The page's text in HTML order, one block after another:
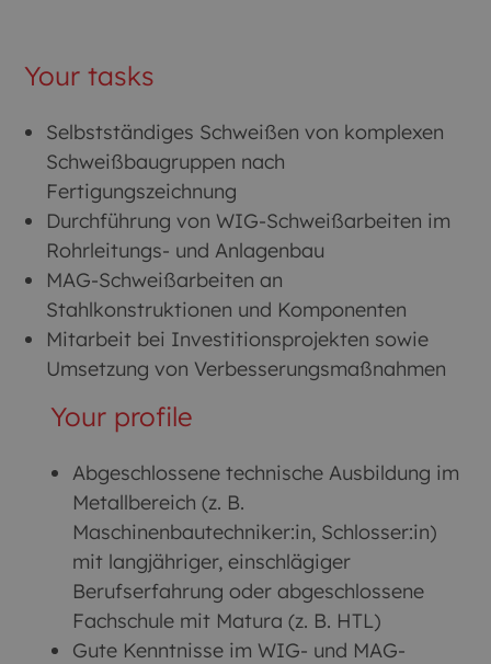
Your tasks
Selbstständiges Schweißen von komplexen
Schweißbaugruppen nach
Fertigungszeichnung
Durchführung von WIG-Schweißarbeiten im
Rohrleitungs- und Anlagenbau
MAG-Schweißarbeiten an
Stahlkonstruktionen und Komponenten
Mitarbeit bei Investitionsprojekten sowie
Umsetzung von Verbesserungsmaßnahmen
Your profile
Abgeschlossene technische Ausbildung im
Metallbereich (z. B.
Maschinenbautechniker:in, Schlosser:in)
mit langjähriger, einschlägiger
Berufserfahrung oder abgeschlossene
Fachschule mit Matura (z. B. HTL)
Gute Kenntnisse im WIG- und MAG-